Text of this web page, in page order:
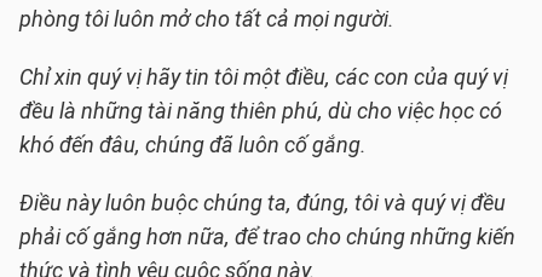
phòng tôi luôn mở cho tất cả mọi người.
Chỉ xin quý vị hãy tin tôi một điều, các con của quý vị
đều là những tài năng thiên phú, dù cho việc học có
khó đến đâu, chúng đã luôn cố gắng.
Điều này luôn buộc chúng ta, đúng, tôi và quý vị đều
phải cố gắng hơn nữa, để trao cho chúng những kiến
thức và tình yêu cuộc sống này.